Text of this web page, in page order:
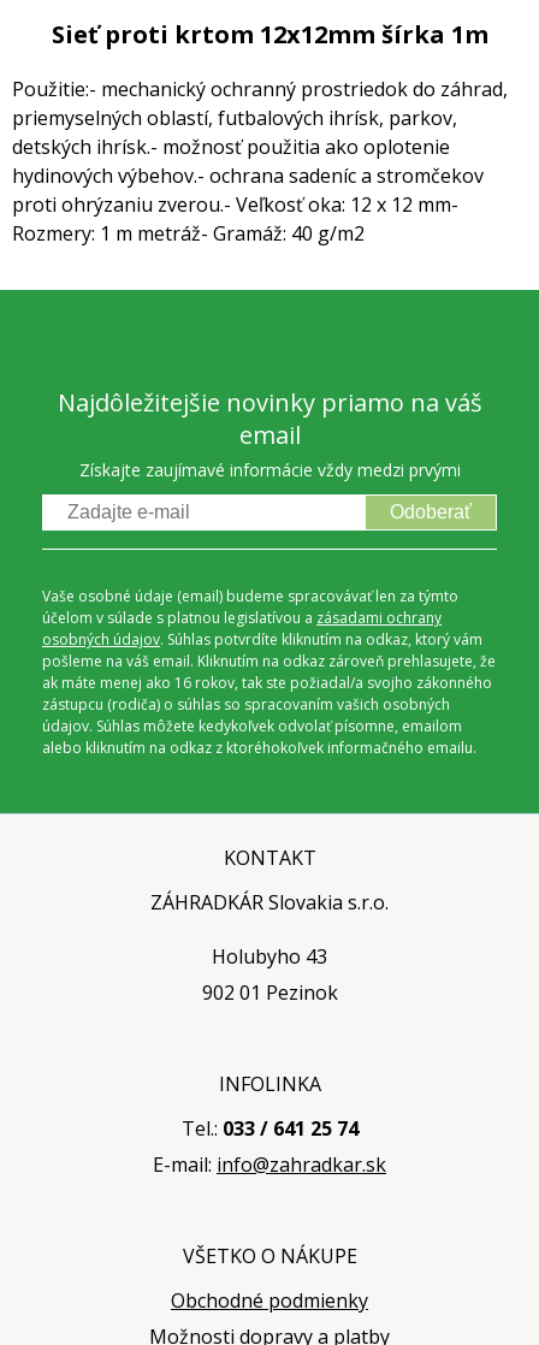
Sieť proti krtom 12x12mm šírka 1m
Použitie:- mechanický ochranný prostriedok do záhrad,
priemyselných oblastí, futbalových ihrísk, parkov,
detských ihrísk.- možnosť použitia ako oplotenie
hydinových výbehov.- ochrana sadeníc a stromčekov
proti ohrýzaniu zverou.- Veľkosť oka: 12 x 12 mm-
Rozmery: 1 m metráž- Gramáž: 40 g/m2
Najdôležitejšie novinky priamo na váš
email
Získajte zaujímavé informácie vždy medzi prvými
Odoberať
Vaše osobné údaje (email) budeme spracovávať len za týmto
účelom v súlade s platnou legislatívou a zásadami ochrany
osobných údajov. Súhlas potvrdíte kliknutím na odkaz, ktorý vám
pošleme na váš email. Kliknutím na odkaz zároveň prehlasujete, že
ak máte menej ako 16 rokov, tak ste požiadal/a svojho zákonného
zástupcu (rodiča) o súhlas so spracovaním vašich osobných
údajov. Súhlas môžete kedykoľvek odvolať písomne, emailom
alebo kliknutím na odkaz z ktoréhokoľvek informačného emailu.
KONTAKT
ZÁHRADKÁR Slovakia s.r.o.
Holubyho 43
902 01 Pezinok
INFOLINKA
Tel.: 033 / 641 25 74
E-mail: info@zahradkar.sk
VŠETKO O NÁKUPE
Obchodné podmienky
Možnosti dopravy a platby